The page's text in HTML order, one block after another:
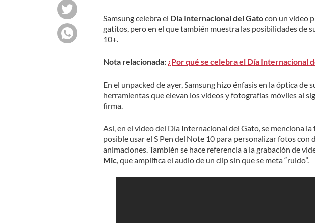
Samsung celebra el Día Internacional del Gatocon un video
gatitos, pero en el que también muestra las posibilidades de
10+.
Nota relacionada: ¿Por qué se celebra el Día Internacional
En el unpacked de ayer, Samsung hizo énfasis en la óptica de
herramientas que elevan los videos y fotografías móviles al
firma.
Así, en el video del Día Internacional del Gato, se menciona la
posible usar el S Pen del Note 10 para personalizar fotos
animaciones. También se hace referencia a la grabación de
Mic , que amplifica el audio de un clip sin que se meta “ruido”.